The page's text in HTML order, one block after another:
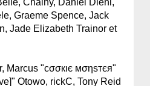
Chainy, Daniel Diehl,
Graeme Spence, Jack
Jade Elizabeth Trainor et
Marcus "cσσкιє мσηѕтєя"
Otowo, rickC, Tony Reid